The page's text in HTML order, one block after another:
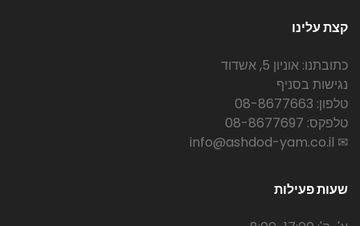
קצת עלינו
כתובתנו: אוניון 5, אשדוד
נגישות בסניף
טלפון: 08-8677663
טלפקס: 08-8677697
✉ info@ashdod-yam.co.il
שעות פעילות